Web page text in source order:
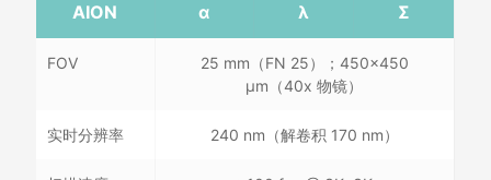
AION α λ Σ
FOV
25 mm（FN 25）；450x450
μm（40x 物镜）
实时分辨率 240 nm（解卷积 170 nm）